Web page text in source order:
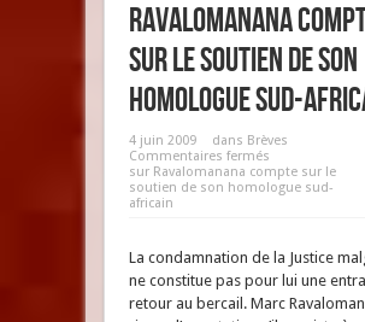
Ravalomanana
sur le soutien de son
homologue sud-
4 juin 2009 dans Brèves
Commentaires fermés
sur Ravalomanana compte sur le
soutien de son homologue sud-
africain
La condamnation de la Justice
ne constitue pas pour lui une
retour au bercail. Marc